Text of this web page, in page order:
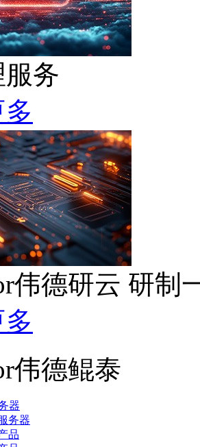
务
伟德研云 研制
伟德鲲泰
器
务器
品